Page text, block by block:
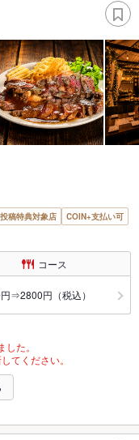
稿特典対象店
COIN+支払い可
コース
⇒2800円（税込）
た。
てください。